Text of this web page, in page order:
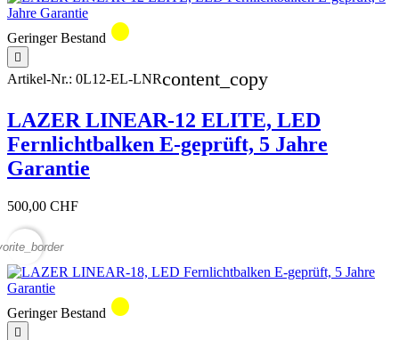
Geringer Bestand circle

Artikel-Nr.: 0L12-EL-LNRcontent_copy
LAZER LINEAR-12 ELITE, LED
Fernlichtbalken E-geprüft, 5 Jahre
Garantie
500,00 CHF
Geringer Bestand circle
